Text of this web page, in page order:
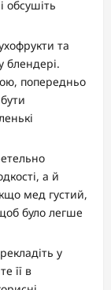
обсушіть
та
блендері.
попередньо
а й
мед густий,
було легше
у
її в